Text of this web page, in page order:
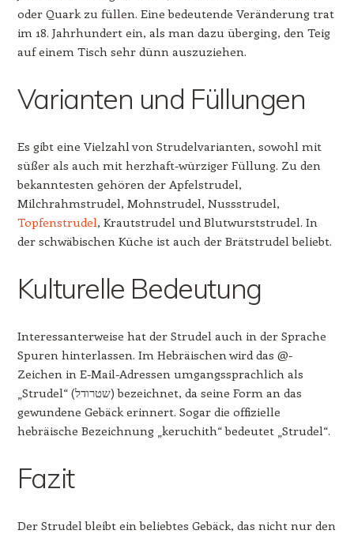
oder Quark zu füllen. Eine bedeutende Veränderung trat
im 18. Jahrhundert ein, als man dazu überging, den Teig
auf einem Tisch sehr dünn auszuziehen.
Varianten und Füllungen
Es gibt eine Vielzahl von Strudelvarianten, sowohl mit
süßer als auch mit herzhaft-würziger Füllung. Zu den
bekanntesten gehören der Apfelstrudel,
Milchrahmstrudel, Mohnstrudel, Nussstrudel,
Topfenstrudel, Krautstrudel und Blutwurststrudel. In
der schwäbischen Küche ist auch der Brätstrudel beliebt.
Kulturelle Bedeutung
Interessanterweise hat der Strudel auch in der Sprache
Spuren hinterlassen. Im Hebräischen wird das @-
Zeichen in E-Mail-Adressen umgangssprachlich als
„Strudel“ (שטרודל) bezeichnet, da seine Form an das
gewundene Gebäck erinnert. Sogar die offizielle
hebräische Bezeichnung „keruchith“ bedeutet „Strudel“.
Fazit
Der Strudel bleibt ein beliebtes Gebäck, das nicht nur den